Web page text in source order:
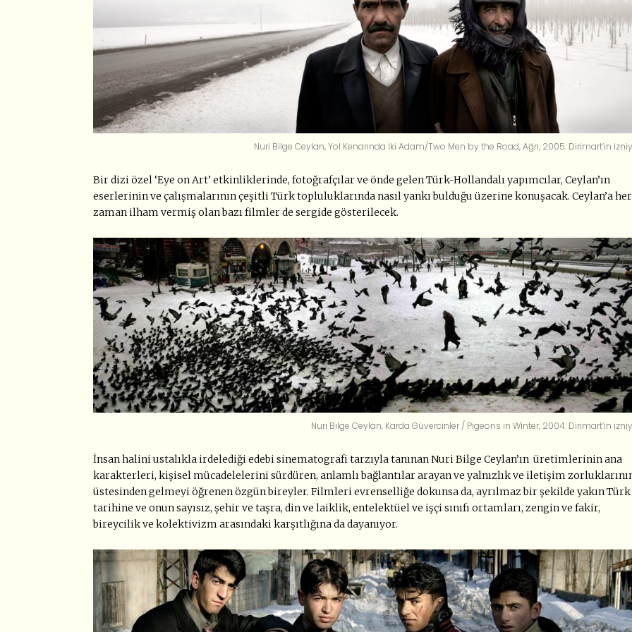
Nuri Bilge Ceylan, Yol Kenarında İki Adam/Two Men by the Road, Ağrı, 2005. Dirimart’ın
Bir dizi özel ‘Eye on Art’ etkinliklerinde, fotoğrafçılar ve önde gelen Türk-Hollandalı yapımcılar, Ceylan’ın
eserlerinin ve çalışmalarının çeşitli Türk topluluklarında nasıl yankı bulduğu üzerine konuşacak. Ceylan’a her
zaman ilham vermiş olan bazı filmler de sergide gösterilecek.
Nuri Bilge Ceylan, Karda Güvercinler / Pigeons in Winter, 2004. Dirimart’ın
İnsan halini ustalıkla irdelediği edebi sinematografi tarzıyla tanınan Nuri Bilge Ceylan’ın üretimlerinin ana
karakterleri, kişisel mücadelelerini sürdüren, anlamlı bağlantılar arayan ve yalnızlık ve iletişim
üstesinden gelmeyi öğrenen özgün bireyler. Filmleri evrenselliğe dokunsa da, ayrılmaz bir şekilde yakın Türk
tarihine ve onun sayısız, şehir ve taşra, din ve laiklik, entelektüel ve işçi sınıfı ortamları, zengin ve fakir,
bireycilik ve kolektivizm arasındaki karşıtlığına da dayanıyor.